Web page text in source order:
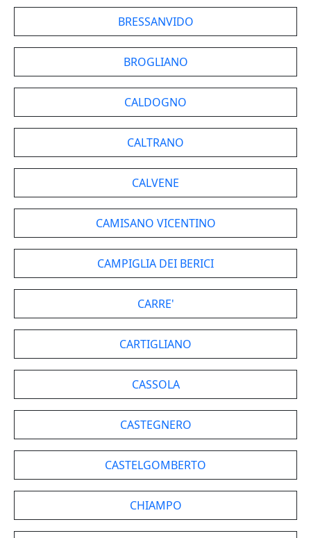
BRESSANVIDO
BROGLIANO
CALDOGNO
CALTRANO
CALVENE
CAMISANO VICENTINO
CAMPIGLIA DEI BERICI
CARRE'
CARTIGLIANO
CASSOLA
CASTEGNERO
CASTELGOMBERTO
CHIAMPO